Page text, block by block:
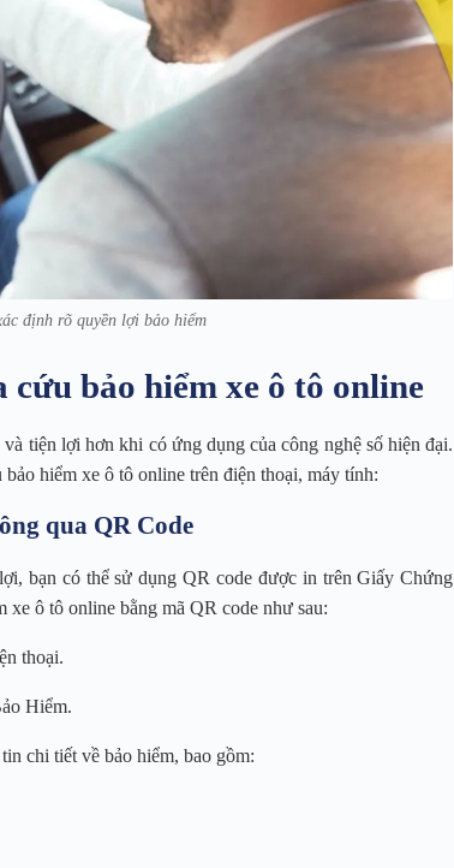
định rõ quyền lợi bảo hiểm
bảo hiểm xe ô tô online
tiện lợi hơn khi có ứng dụng của công nghệ số hiện đại.
hiểm xe ô tô online trên điện thoại, máy tính:
qua QR Code
bạn có thể sử dụng QR code được in trên Giấy Chứng
ô tô online bằng mã QR code như sau:
thoại.
Hiểm.
chi tiết về bảo hiểm, bao gồm: